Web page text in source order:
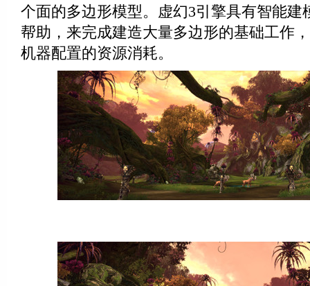
个面的多边形模型。虚幻3引擎具有智能建
帮助，来完成建造大量多边形的基础工作
机器配置的资源消耗。